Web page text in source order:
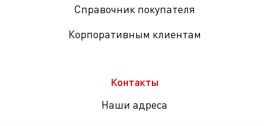
Справочник покупателя
Корпоративным клиентам
Контакты
Наши адреса